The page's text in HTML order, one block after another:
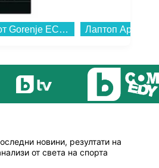
новини, резултати на
от света на спорта